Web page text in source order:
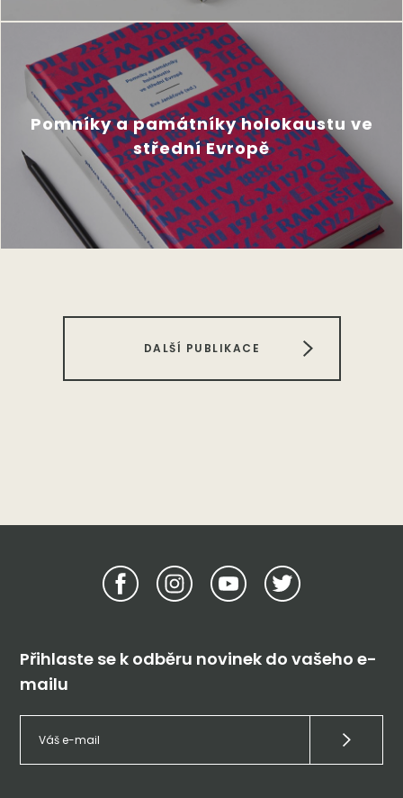
Pomníky a památníky holokaustu ve
střední Evropě
DALŠÍ PUBLIKACE
Přihlaste se k odběru novinek do vašeho e-
mailu